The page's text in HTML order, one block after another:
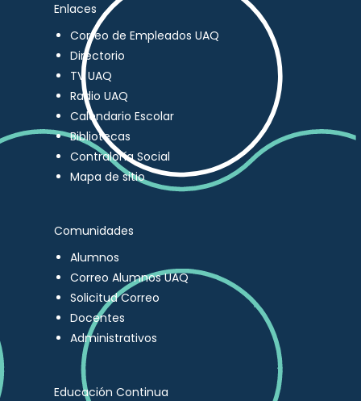
Enlaces
Correo de Empleados UAQ
Directorio
TV UAQ
Radio UAQ
Calendario Escolar
Bibliotecas
Contraloría Social
Mapa de sitio
Comunidades
Alumnos
Correo Alumnos UAQ
Solicitud Correo
Docentes
Administrativos
Educación Continua